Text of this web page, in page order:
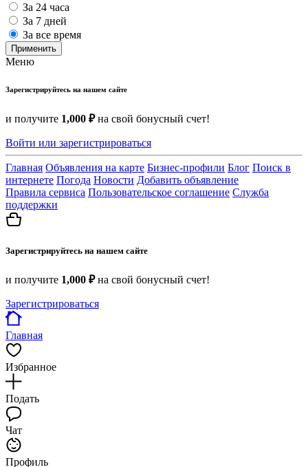
За 24 часа
За 7 дней
За все время
Применить
Меню
Зарегистрируйтесь на нашем сайте
и получите 1,000 ₽на свой бонусный счет!
Войти или зарегистрироваться
Главная Объявления на карте Бизнес-профили Блог Поиск в
интернете Погода Новости Добавить объявление
Правила сервиса Пользовательское соглашение Служба
поддержки
Зарегистрируйтесь на нашем сайте
и получите 1,000 ₽на свой бонусный счет!
Зарегистрироваться
Главная
Избранное
Подать
Чат
Профиль